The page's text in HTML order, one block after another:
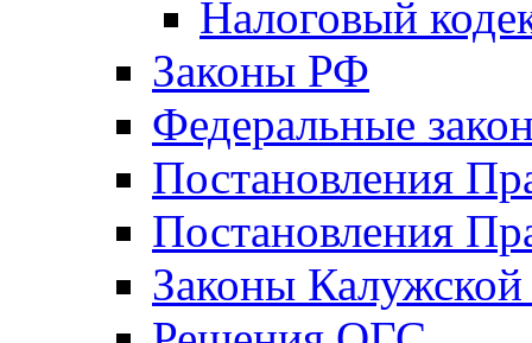
Налоговый
Законы РФ
Федеральные
Постановления
Постановления
Законы Калужской